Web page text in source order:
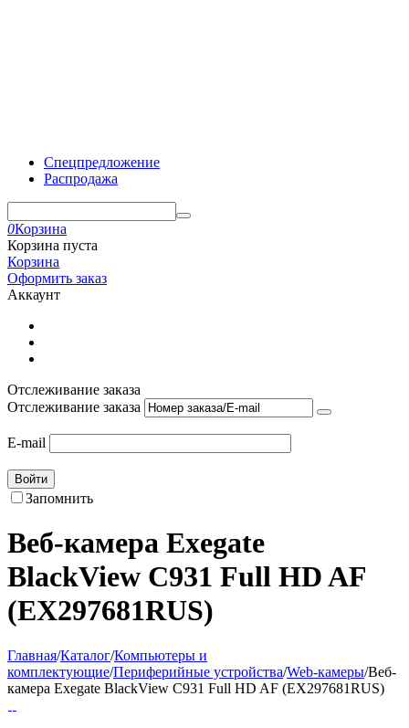
Спецпредложение
Распродажа
0Корзина
Корзина пуста
Корзина
Оформить заказ
Аккаунт
Отслеживание заказа
Отслеживание заказа
E-mail
Войти
Запомнить
Веб-камера Exegate
BlackView C931 Full HD AF
(EX297681RUS)
Главная/Каталог/Компьютеры и
комплектующие/Периферийные устройства/Web-камеры/Веб-
камера Exegate BlackView C931 Full HD AF (EX297681RUS)